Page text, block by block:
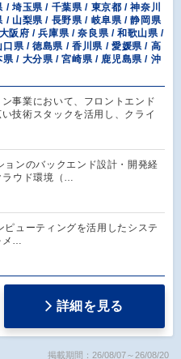
埼玉県 / 千葉県 / 東京都 / 神奈川
/ 山梨県 / 長野県 / 岐阜県 / 静岡県
阪府 / 兵庫県 / 奈良県 / 和歌山県 /
県 / 徳島県 / 香川県 / 愛媛県 / 高
/ 大分県 / 宮崎県 / 鹿児島県 / 沖
事業において、フロントエンド
技術スタックを活用し、クライ
ョンのバックエンド設計・開発経
ラウド環境（…
ピューティングを活用したシステ
メ…
詳細を見る
掲載期間：26/08/07～26/08/20